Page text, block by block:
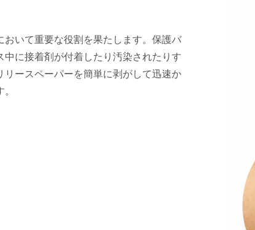
おいて重要な役割を果たします。保護バ
中に接着剤が付着したり汚染されたりす
リースペーパーを簡単に剥がして迅速か